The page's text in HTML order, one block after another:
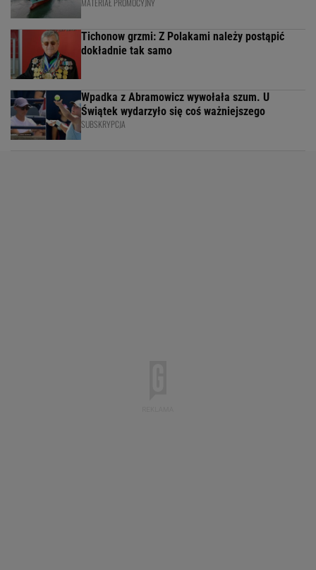
MATERIAŁ PROMOCYJNY
Tichonow grzmi: Z Polakami należy postąpić
dokładnie tak samo
Wpadka z Abramowicz wywołała szum. U
Świątek wydarzyło się coś ważniejszego
SUBSKRYPCJA